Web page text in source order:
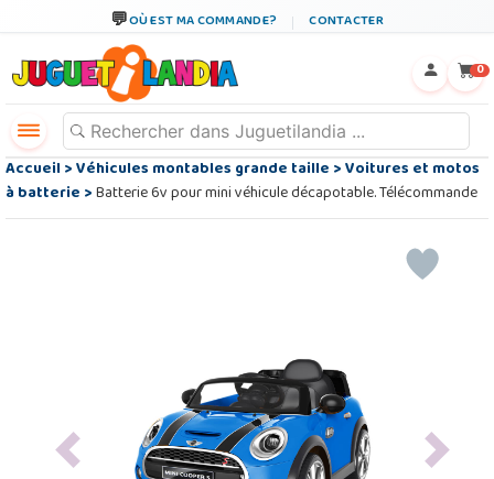
OÙ EST MA COMMANDE? CONTACTER
0
Accueil>Véhicules montables grande taille>Voitures et motos
à batterie>Batterie 6v pour mini véhicule décapotable. Télécommande
Previous Next